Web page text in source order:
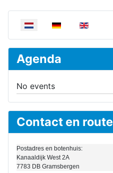
Selecteer de taal
Agenda
No events
Contact en route
Postadres en botenhuis:
Kanaaldijk West 2A
7783 DB Gramsbergen